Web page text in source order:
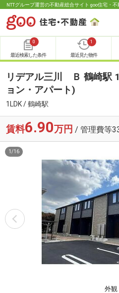
NTTグループ運営の不動産総合サイト goo住宅・不
0
最近検索した条件
1
最近見た物件
リデアル三川 Ｂ 鶴崎駅
ョン・アパート)
1LDK / 鶴崎駅
賃料6.90万円 / 管理費等
外観
1 /16